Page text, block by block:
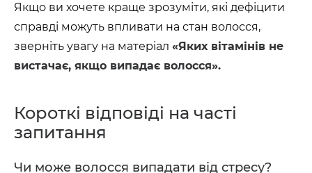
Якщо ви хочете краще зрозуміти, які дефіцити
справді можуть впливати на стан волосся,
зверніть увагу на матеріал «Яких вітамінів не
вистачає, якщо випадає волосся».
Короткі відповіді на часті
запитання
Чи може волосся випадати від стресу?